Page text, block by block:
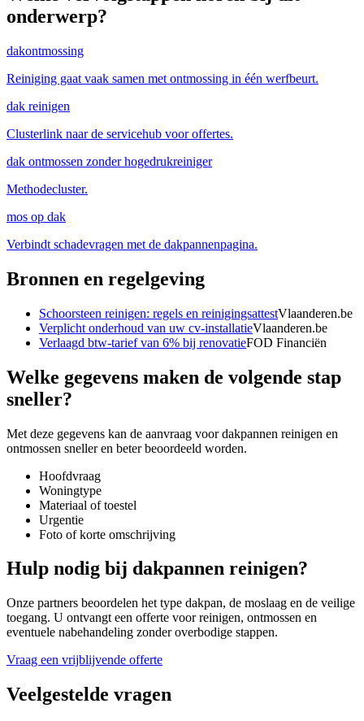
onderwerp?
dakontmossing
Reiniging gaat vaak samen met ontmossing in één werfbeurt.
dak reinigen
Clusterlink naar de servicehub voor offertes.
dak ontmossen zonder hogedrukreiniger
Methodecluster.
mos op dak
Verbindt schadevragen met de dakpannenpagina.
Bronnen en regelgeving
Schoorsteen reinigen: regels en reinigingsattestVlaanderen.be
Verplicht onderhoud van uw cv-installatieVlaanderen.be
Verlaagd btw-tarief van 6% bij renovatieFOD Financiën
Welke gegevens maken de volgende stap
sneller?
Met deze gegevens kan de aanvraag voordakpannen reinigen en
ontmossen sneller en beter beoordeeld worden.
Hoofdvraag
Woningtype
Materiaal of toestel
Urgentie
Foto of korte omschrijving
Hulp nodig bij dakpannen reinigen?
Onze partners beoordelen het type dakpan, de moslaag en de veilige
toegang. U ontvangt een offerte voor reinigen, ontmossen en
eventuele nabehandeling zonder overbodige stappen.
Vraag een vrijblijvende offerte
Veelgestelde vragen